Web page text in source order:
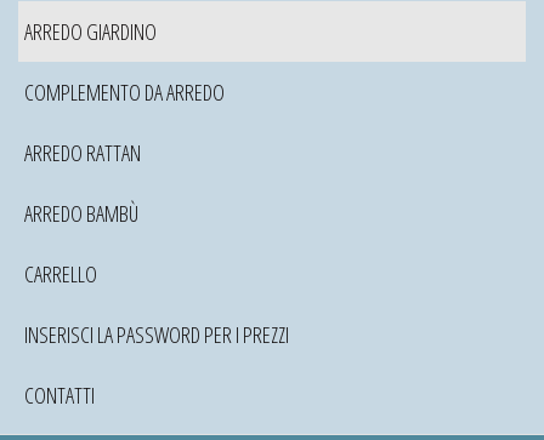
ARREDO GIARDINO
COMPLEMENTO DA ARREDO
ARREDO RATTAN
ARREDO BAMBÙ
CARRELLO
INSERISCI LA PASSWORD PER I PREZZI
CONTATTI